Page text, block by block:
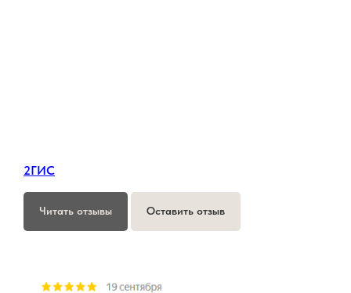
2ГИС
Читать отзывы Оставить отзыв